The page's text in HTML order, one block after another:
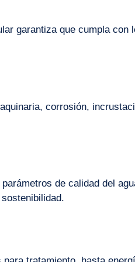
garantiza que cumpla con
corrosión,
de calidad del